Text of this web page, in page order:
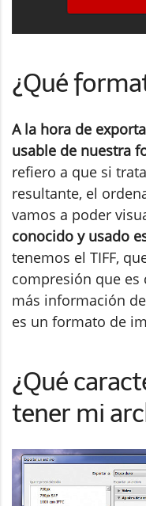
¿Qué
A la hora de
usable de nuestra
refiero a que si
resultante, el
vamos a poder
conocido y usado
tenemos el TIFF,
compresión que es
más información
es un formato de
¿Qué
tener mi